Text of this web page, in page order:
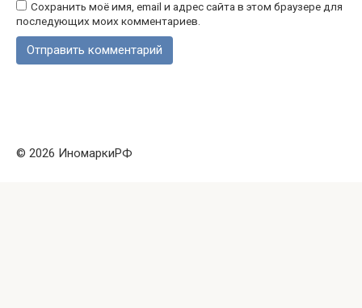
Сохранить моё имя, email и адрес сайта в этом браузере для
последующих моих комментариев.
© 2026 ИномаркиРФ